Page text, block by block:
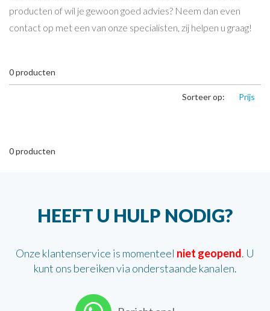
producten of wil je gewoon goed advies? Neem dan even
contact op met een van onze specialisten, zij helpen u graag!
0producten
Sorteer op: Prijs
0producten
HEEFT U HULP NODIG?
Onze klantenservice is momenteel niet geopend. U
kunt ons bereiken via onderstaande kanalen.